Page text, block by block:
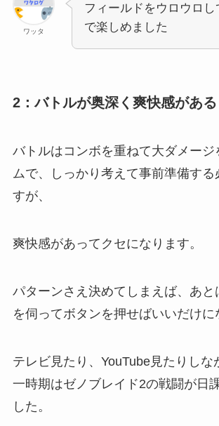
ワッタ
フィールドをウロウロし
で楽しめました
2：バトルが奥深く爽快感がある
バトルはコンボを重ねて大ダメージ
ムで、しっかり考えて事前準備する
すが、
爽快感があってクセになります。
パターンさえ決めてしまえば、あと
を伺ってボタンを押せばいいだけに
テレビ見たり、YouTube見たりしな
一時期はゼノブレイド2の戦闘が日
した。